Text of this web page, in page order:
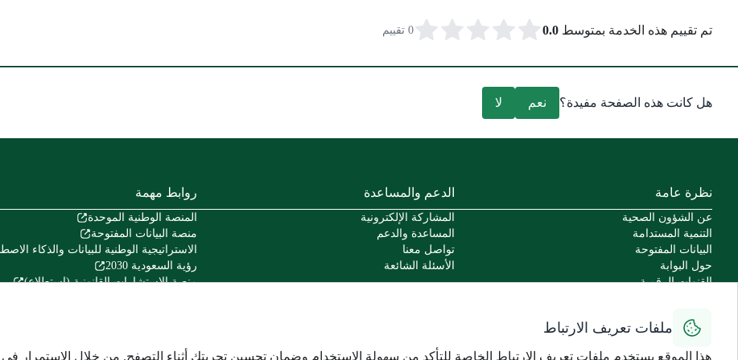
ملفات تعريف الارتباط
هذا الموقع يستخدم ملفات تعريف الارتباط الخاصة للتأكد من سهولة الاستخدام وضمان تحسين تجربتك أثناء التصفح. من خلال الاستمرار
تم تقييم هذه الخدمة بمتوسط 0.0 0 تقييم
هل كانت هذه الصفحة مفيدة؟ نعم لا
نظرة عامة
عن الشؤون الصحية
التنمية المستدامة
البيانات المفتوحة
حول البوابة
القنوات الرقمية
سياسة الاستخدام الآمن
الدعم والمساعدة
المشاركة الإلكترونية
المساعدة والدعم
تواصل معنا
الأسئلة الشائعة
روابط مهمة
المنصة الوطنية الموحدة
منصة البيانات المفتوحة
الاستراتيجية الوطنية للبيانات والذكاء
رؤية السعودية 2030
منصة الاستشارات القانونية (استطلاع)
المركز الوطني للوثائق والمحفوظات